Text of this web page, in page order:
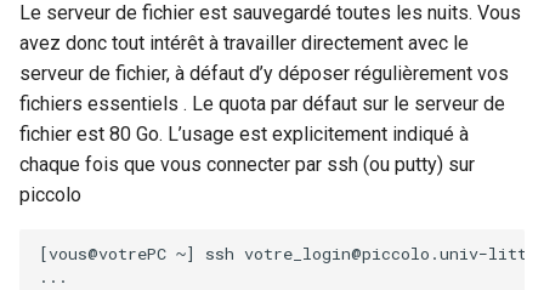
s
a
t
accès permanent : NFS ,
sshfs fuse
solution 1: NFS (Network
File System)
solution 2: sshfs fuse
cloud : Seafile
Séminaires
Télétravail (ssh)
Zone de téléchargement
Le serveur de fichier est sauvegardé toutes les nuits. Vous
avez donc tout intérêt à travailler directement avec le
serveur de fichier, à défaut d’y déposer régulièrement vos
fichiers essentiels . Le quota par défaut sur le serveur de
fichier est 80 Go. L’usage est explicitement indiqué à
chaque fois que vous connecter par ssh (ou putty) sur
piccolo
[vous@votrePC ~] ssh
...